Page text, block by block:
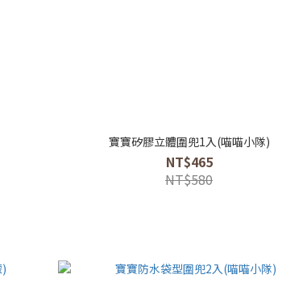
寶寶矽膠立體圍兜1入(喵喵小隊)
NT$465
NT$580